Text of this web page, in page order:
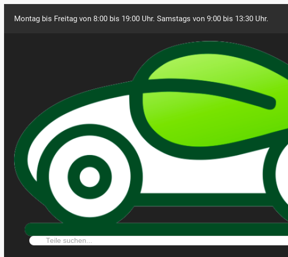
Montag bis Freitag von 8:00 bis 19:00 Uhr. Samstags von 9:00 bis 13:30 Uhr.
Suche: